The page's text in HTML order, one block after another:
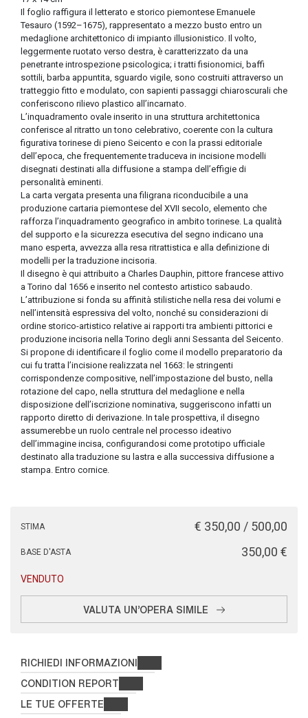
Il foglio raffigura il letterato e storico piemontese Emanuele
Tesauro (1592–1675), rappresentato a mezzo busto entro un
medaglione architettonico di impianto illusionistico. Il volto,
leggermente ruotato verso destra, è caratterizzato da una
penetrante introspezione psicologica; i tratti fisionomici, baffi
sottili, barba appuntita, sguardo vigile, sono costruiti attraverso un
tratteggio fitto e modulato, con sapienti passaggi chiaroscurali che
conferiscono rilievo plastico all’incarnato.
L’inquadramento ovale inserito in una struttura architettonica
conferisce al ritratto un tono celebrativo, coerente con la cultura
figurativa torinese di pieno Seicento e con la prassi editoriale
dell’epoca, che frequentemente traduceva in incisione modelli
disegnati destinati alla diffusione a stampa dell’effigie di
personalità eminenti.
La carta vergata presenta una filigrana riconducibile a una
produzione cartaria piemontese del XVII secolo, elemento che
rafforza l’inquadramento geografico in ambito torinese. La qualità
del supporto e la sicurezza esecutiva del segno indicano una
mano esperta, avvezza alla resa ritrattistica e alla definizione di
modelli per la traduzione incisoria.
Il disegno è qui attribuito a Charles Dauphin, pittore francese attivo
a Torino dal 1656 e inserito nel contesto artistico sabaudo.
L’attribuzione si fonda su affinità stilistiche nella resa dei volumi e
nell’intensità espressiva del volto, nonché su considerazioni di
ordine storico-artistico relative ai rapporti tra ambienti pittorici e
produzione incisoria nella Torino degli anni Sessanta del Seicento.
Si propone di identificare il foglio come il modello preparatorio da
cui fu tratta l’incisione realizzata nel 1663: le stringenti
corrispondenze compositive, nell’impostazione del busto, nella
rotazione del capo, nella struttura del medaglione e nella
disposizione dell’iscrizione nominativa, suggeriscono infatti un
rapporto diretto di derivazione. In tale prospettiva, il disegno
assumerebbe un ruolo centrale nel processo ideativo
dell’immagine incisa, configurandosi come prototipo ufficiale
destinato alla traduzione su lastra e alla successiva diffusione a
stampa. Entro cornice.
€ 350,00 / 500,00
STIMA
€ 350,00
BASE D'ASTA
VENDUTO
VALUTA UN'OPERA SIMILE
RICHIEDI INFORMAZIONI
CONDITION REPORT
LE TUE OFFERTE